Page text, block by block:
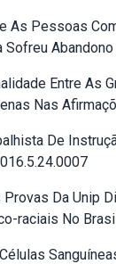
As Pessoas
Sofreu Abandono
Entre As
Nas
De
Da Unip
raciais No